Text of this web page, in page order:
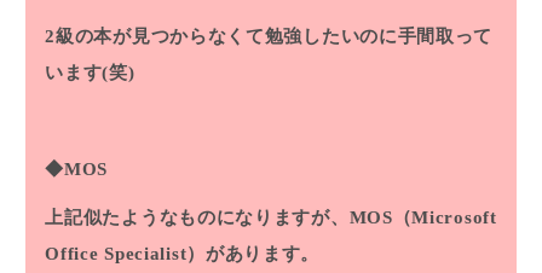
2級の本が見つからなくて勉強したいのに手間取って
います(笑)
◆MOS
上記似たようなものになりますが、MOS（Microsoft
Office Specialist）があります。